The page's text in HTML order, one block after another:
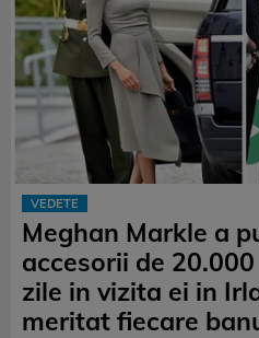
VEDETE
Meghan Markle a
accesorii de
zile in vizita ei in
meritat fiecare